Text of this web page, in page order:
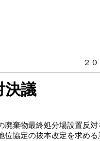
２
議
廃棄物最終処分場設置反
協定の抜本改定を求め